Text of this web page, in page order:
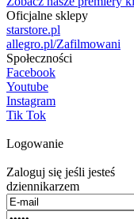
Oficjalne sklepy
starstore.pl
allegro.pl/Zafilmowani
Społeczności
Facebook
Youtube
Instagram
Tik Tok
Logowanie
Zaloguj się jeśli jesteś
dziennikarzem